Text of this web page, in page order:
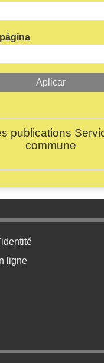
publications
commune
bas de page 1
ligne
bas de page 2